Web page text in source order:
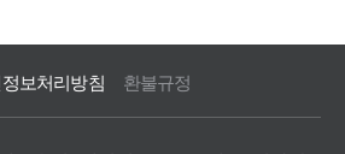
보처리방침 환불규정